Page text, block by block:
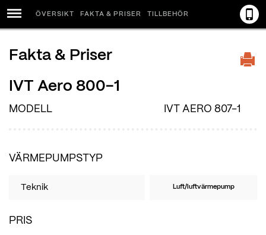
ÖVERSIKT FAKTA & PRISER TILLBEHÖR
Fakta & Priser
IVT Aero 800-1
MODELL IVT AERO 807-1
VÄRMEPUMPSTYP
Teknik Luft/luftvärmepump
PRIS